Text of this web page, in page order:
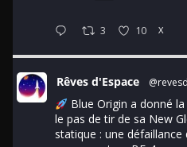
3 10 X
Rêves d'Espace
Blue Origin a donné
le pas de tir de sa New
statique : une défaillance